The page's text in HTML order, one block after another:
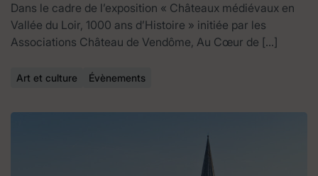
Dans le cadre de l’exposition « Châteaux médiévaux en
Vallée du Loir, 1000 ans d’Histoire » initiée par les
Associations Château de Vendôme, Au Cœur de […]
Art et culture Évènements